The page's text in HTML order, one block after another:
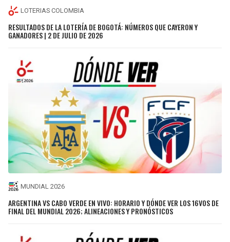
LOTERIAS COLOMBIA
RESULTADOS DE LA LOTERÍA DE BOGOTÁ: NÚMEROS QUE CAYERON Y
GANADORES | 2 DE JULIO DE 2026
MUNDIAL 2026
ARGENTINA VS CABO VERDE EN VIVO: HORARIO Y DÓNDE VER LOS 16VOS DE
FINAL DEL MUNDIAL 2026; ALINEACIONES Y PRONÓSTICOS